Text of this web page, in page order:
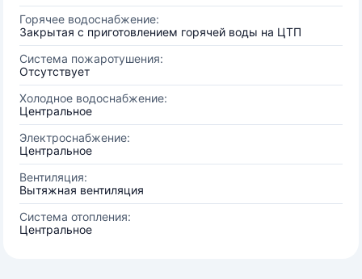
Горячее водоснабжение:
Закрытая с приготовлением горячей воды на ЦТП
Система пожаротушения:
Отсутствует
Холодное водоснабжение:
Центральное
Электроснабжение:
Центральное
Вентиляция:
Вытяжная вентиляция
Система отопления:
Центральное